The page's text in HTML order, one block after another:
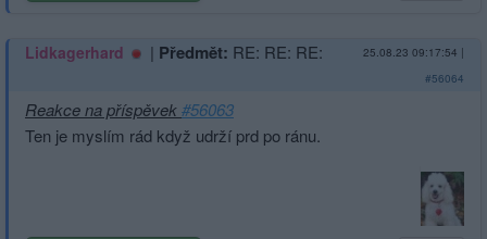
Lidkagerhard | Předmět: RE: RE: RE: 25.08.23 09:17:54 |
#56064
Reakce na příspěvek#56063
Ten je myslím rád když udrží prd po ránu.